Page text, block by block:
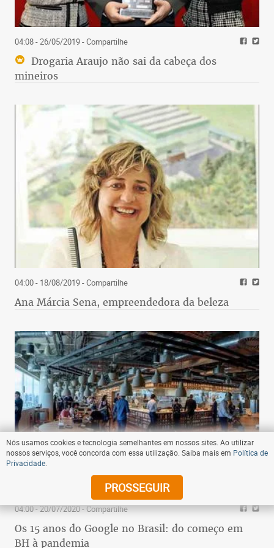
04:08 - 26/05/2019- Compartilhe
Drogaria Araujo não sai da cabeça dos
mineiros
04:00 - 18/08/2019- Compartilhe
Ana Márcia Sena, empreendedora da beleza
04:00 - 20/07/2020- Compartilhe
Os 15 anos do Google no Brasil: do começo em
BH à pandemia
Nós usamos cookies e tecnologia semelhantes em nossos sites. Ao utilizar
nossos serviços, você concorda com essa utilização. Saiba mais em Política de
Privacidade
PROSSEGUIR